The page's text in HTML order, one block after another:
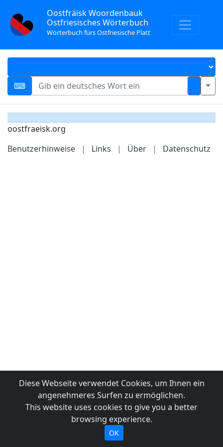
Oostfräisk Woordenbauk
Ostfriesisches Wörterbuch
Wörterbuch fürs Ostfriesische Platt
oostfraeisk.org
Benutzerhinweise
| Links | Über | Datenschutz
Diese Webseite verwendet Cookies, um Ihnen ein
angenehmeres Surfen zu ermöglichen.
This website uses cookies to give you a better
browsing experience.
OK